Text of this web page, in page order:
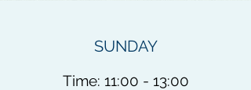
SUNDAY
Time: 11:00 - 13:00